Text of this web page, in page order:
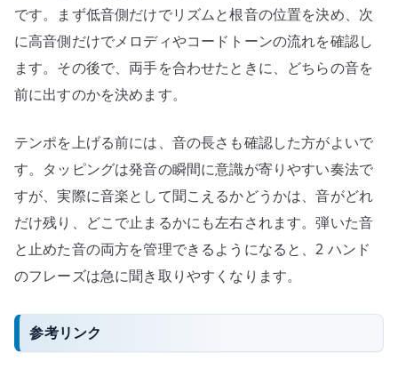
です。まず低音側だけでリズムと根音の位置を決め、次
に高音側だけでメロディやコードトーンの流れを確認し
ます。その後で、両手を合わせたときに、どちらの音を
前に出すのかを決めます。
テンポを上げる前には、音の長さも確認した方がよいで
す。タッピングは発音の瞬間に意識が寄りやすい奏法で
すが、実際に音楽として聞こえるかどうかは、音がどれ
だけ残り、どこで止まるかにも左右されます。弾いた音
と止めた音の両方を管理できるようになると、2 ハンド
のフレーズは急に聞き取りやすくなります。
参考リンク